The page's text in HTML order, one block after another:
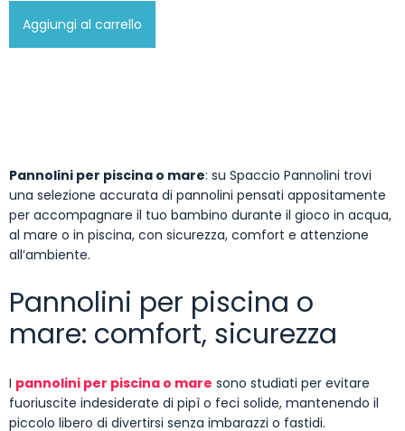
Aggiungi al carrello
Pannolini per piscina o mare: su Spaccio Pannolini trovi
una selezione accurata di pannolini pensati appositamente
per accompagnare il tuo bambino durante il gioco in acqua,
al mare o in piscina, con sicurezza, comfort e attenzione
all’ambiente.
Pannolini per piscina o
mare: comfort, sicurezza
I pannolini per piscina o mare sono studiati per evitare
fuoriuscite indesiderate di pipì o feci solide, mantenendo il
piccolo libero di divertirsi senza imbarazzi o fastidi.